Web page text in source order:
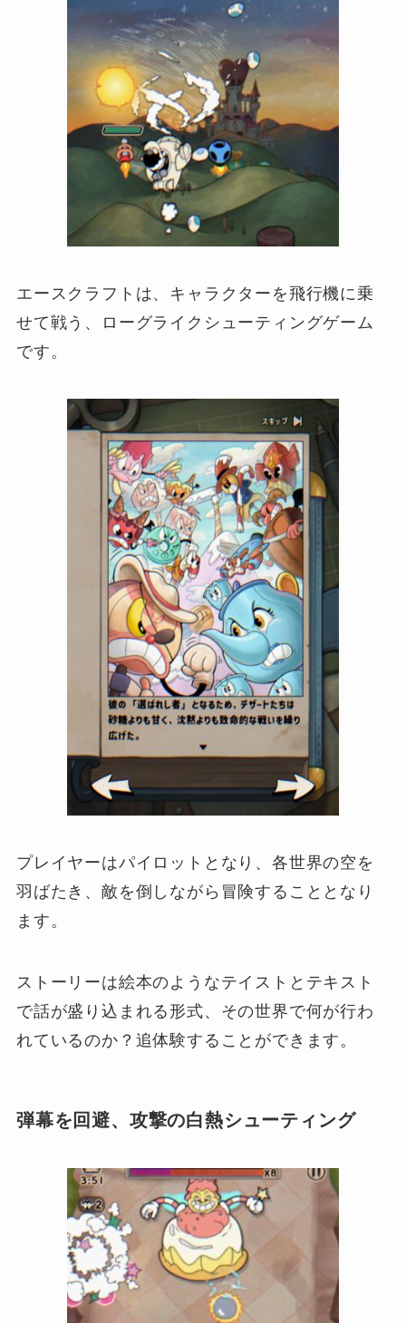
エースクラフトは、キャラクターを飛行機に乗
せて戦う、ローグライクシューティングゲーム
です。
プレイヤーはパイロットとなり、各世界の空を
羽ばたき、敵を倒しながら冒険することとなり
ます。
ストーリーは絵本のようなテイストとテキスト
で話が盛り込まれる形式、その世界で何が行わ
れているのか？追体験することができます。
弾幕を回避、攻撃の白熱シューティング